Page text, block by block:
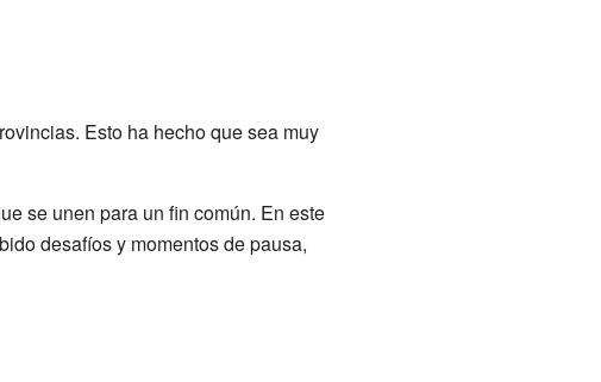
Esto ha hecho que sea muy
se unen para un fin común. En este
desafíos y momentos de pausa,